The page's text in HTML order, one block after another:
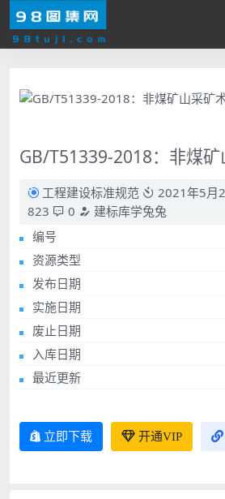
GB/T51339-2018：非煤
工程建设标准规范
2021年5月
823
0
建标库学兔兔
编号
资源类型
发布日期
实施日期
废止日期
入库日期
最近更新
立即下载 开通VIP